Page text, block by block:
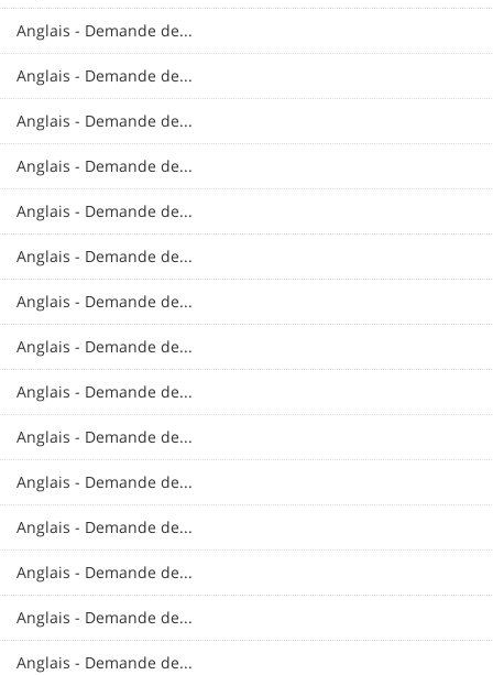
Anglais - Demande de...
Anglais - Demande de...
Anglais - Demande de...
Anglais - Demande de...
Anglais - Demande de...
Anglais - Demande de...
Anglais - Demande de...
Anglais - Demande de...
Anglais - Demande de...
Anglais - Demande de...
Anglais - Demande de...
Anglais - Demande de...
Anglais - Demande de...
Anglais - Demande de...
Anglais - Demande de...